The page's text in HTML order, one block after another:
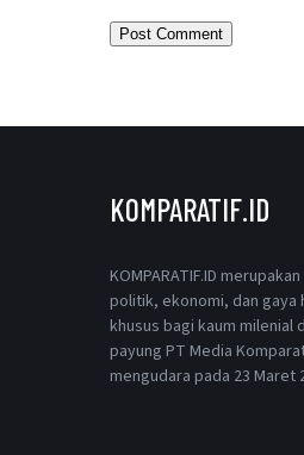
KOMPARATIF.ID
KOMPARATIF.ID
politik, ekonomi, dan gaya
khusus bagi kaum milenial
payung PT Media
mengudara pada 23 Maret